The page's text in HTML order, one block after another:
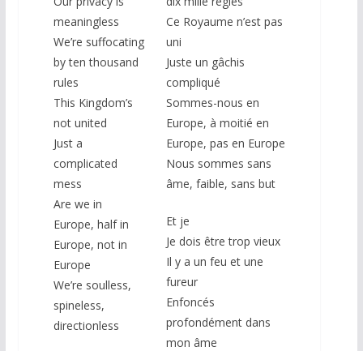
meaningless
We’re suffocating
by ten thousand
rules
This Kingdom’s
not united
Just a
complicated
mess
Are we in
Europe, half in
Europe, not in
Europe
We’re soulless,
spineless,
directionless
Ce Royaume n’est pas
uni
Juste un gâchis
compliqué
Sommes-nous en
Europe, à moitié en
Europe, pas en Europe
Nous sommes sans
âme, faible, sans but
Et je
Je dois être trop vieux
Il y a un feu et une
fureur
Enfoncés
profondément dans
mon âme